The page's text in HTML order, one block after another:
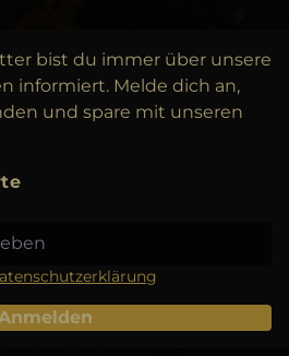
bist du immer über unsere
informiert. Melde dich an,
und spare mit unseren